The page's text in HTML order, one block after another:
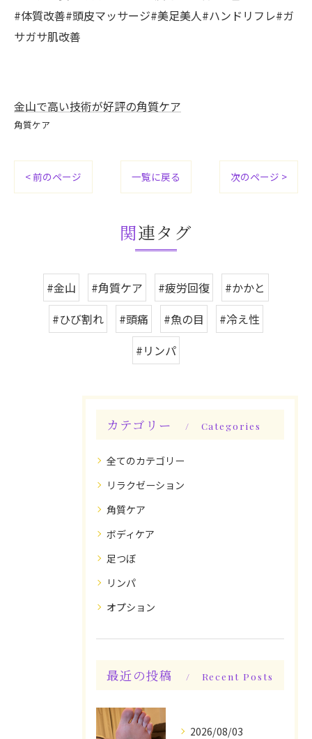
#体質改善#頭皮マッサージ#美足美人#ハンドリフレ#ガ
サガサ肌改善
金山で高い技術が好評の角質ケア
角質ケア
< 前のページ 一覧に戻る 次のページ >
関連タグ
#金山 #角質ケア #疲労回復
#かかと
#ひび割れ
#頭痛 #魚の目
#冷え性
#リンパ
カテゴリー Categories
全てのカテゴリー
リラクゼーション
角質ケア
ボディケア
足つぼ
リンパ
オプション
最近の投稿 Recent Posts
2026/08/03